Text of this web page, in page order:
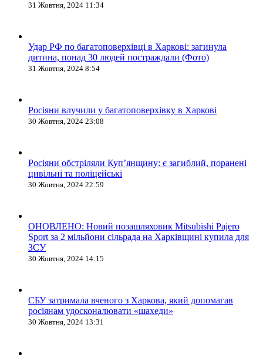
31 Жовтня, 2024 11:34
Удар РФ по багатоповерхівці в Харкові: загинула
дитина, понад 30 людей постраждали (Фото)
31 Жовтня, 2024 8:54
Росіяни влучили у багатоповерхівку в Харкові
30 Жовтня, 2024 23:08
Росіяни обстріляли Купʼянщину: є загиблий, поранені
цивільні та поліцейські
30 Жовтня, 2024 22:59
ОНОВЛЕНО: Новий позашляховик Mitsubishi Pajero
Sport за 2 мільйони сільрада на Харківщині купила для
ЗСУ
30 Жовтня, 2024 14:15
СБУ затримала вченого з Харкова, який допомагав
росіянам удосконалювати «шахеди»
30 Жовтня, 2024 13:31